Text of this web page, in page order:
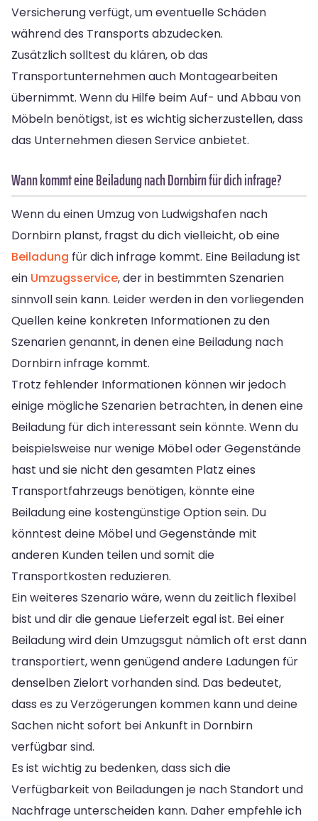
Versicherung verfügt, um eventuelle Schäden
während des Transports abzudecken.
Zusätzlich solltest du klären, ob das
Transportunternehmen auch Montagearbeiten
übernimmt. Wenn du Hilfe beim Auf- und Abbau von
Möbeln benötigst, ist es wichtig sicherzustellen, dass
das Unternehmen diesen Service anbietet.
Wann kommt eine Beiladung nach Dornbirn für dich infrage?
Wenn du einen Umzug von Ludwigshafen nach
Dornbirn planst, fragst du dich vielleicht, ob eine
Beiladung für dich infrage kommt. Eine Beiladung ist
ein Umzugsservice, der in bestimmten Szenarien
sinnvoll sein kann. Leider werden in den vorliegenden
Quellen keine konkreten Informationen zu den
Szenarien genannt, in denen eine Beiladung nach
Dornbirn infrage kommt.
Trotz fehlender Informationen können wir jedoch
einige mögliche Szenarien betrachten, in denen eine
Beiladung für dich interessant sein könnte. Wenn du
beispielsweise nur wenige Möbel oder Gegenstände
hast und sie nicht den gesamten Platz eines
Transportfahrzeugs benötigen, könnte eine
Beiladung eine kostengünstige Option sein. Du
könntest deine Möbel und Gegenstände mit
anderen Kunden teilen und somit die
Transportkosten reduzieren.
Ein weiteres Szenario wäre, wenn du zeitlich flexibel
bist und dir die genaue Lieferzeit egal ist. Bei einer
Beiladung wird dein Umzugsgut nämlich oft erst dann
transportiert, wenn genügend andere Ladungen für
denselben Zielort vorhanden sind. Das bedeutet,
dass es zu Verzögerungen kommen kann und deine
Sachen nicht sofort bei Ankunft in Dornbirn
verfügbar sind.
Es ist wichtig zu bedenken, dass sich die
Verfügbarkeit von Beiladungen je nach Standort und
Nachfrage unterscheiden kann. Daher empfehle ich